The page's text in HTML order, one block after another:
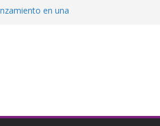
en una
del empleo
tecnología con 0%